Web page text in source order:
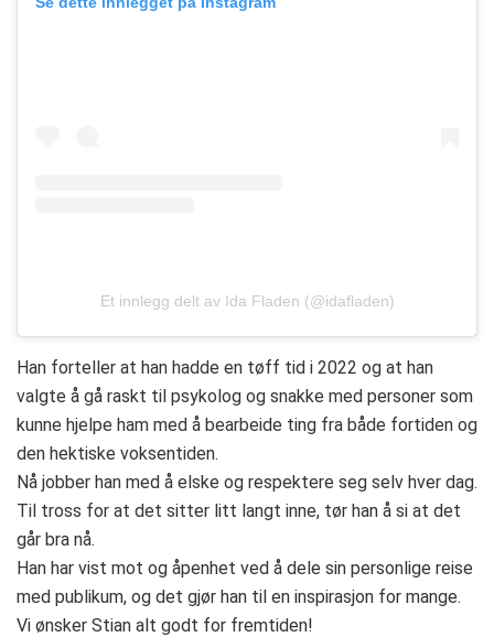
Et innlegg delt av Ida Fladen (@idafladen)
Han forteller at han hadde en tøff tid i 2022 og at han
valgte å gå raskt til psykolog og snakke med personer som
kunne hjelpe ham med å bearbeide ting fra både fortiden og
den hektiske voksentiden.
Nå jobber han med å elske og respektere seg selv hver dag.
Til tross for at det sitter litt langt inne, tør han å si at det
går bra nå.
Han har vist mot og åpenhet ved å dele sin personlige reise
med publikum, og det gjør han til en inspirasjon for mange.
Vi ønsker Stian alt godt for fremtiden!